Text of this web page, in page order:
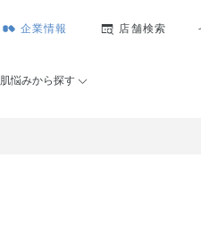
企業情報 店舗検索
肌悩みから探す